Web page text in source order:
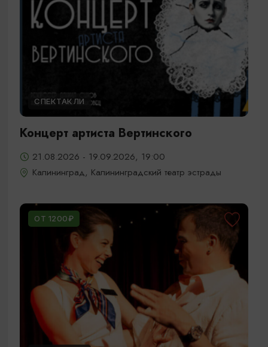
СПЕКТАКЛИ
Концерт артиста Вертинского
21.08.2026 - 19.09.2026, 19:00
Калининград, Калининградский театр эстрады
ОТ 1200₽